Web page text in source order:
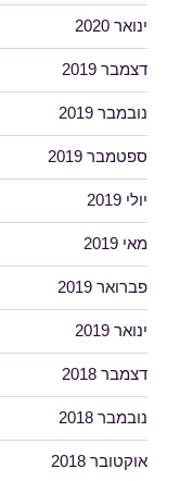
ינואר 2020
דצמבר 2019
נובמבר 2019
ספטמבר 2019
יולי 2019
מאי 2019
פברואר 2019
ינואר 2019
דצמבר 2018
נובמבר 2018
אוקטובר 2018